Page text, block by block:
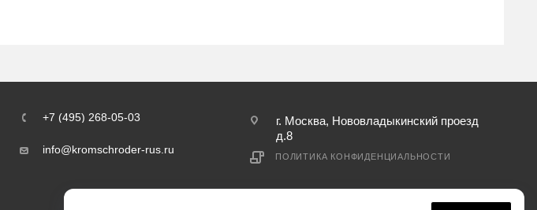
+7 (495) 268-05-03
info@kromschroder-rus.ru
г. Москва, Нововладыкинский проезд
д.8
ПОЛИТИКА КОНФИДЕНЦИАЛЬНОСТИ